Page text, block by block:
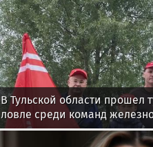
В Тульской области прошел
ловле среди команд